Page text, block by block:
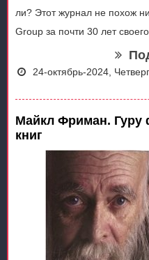
ли? Этот журнал не похож
Group за почти 30 лет
24-октябрь-2024, Четверг
Майкл Фриман. Гуру
книг